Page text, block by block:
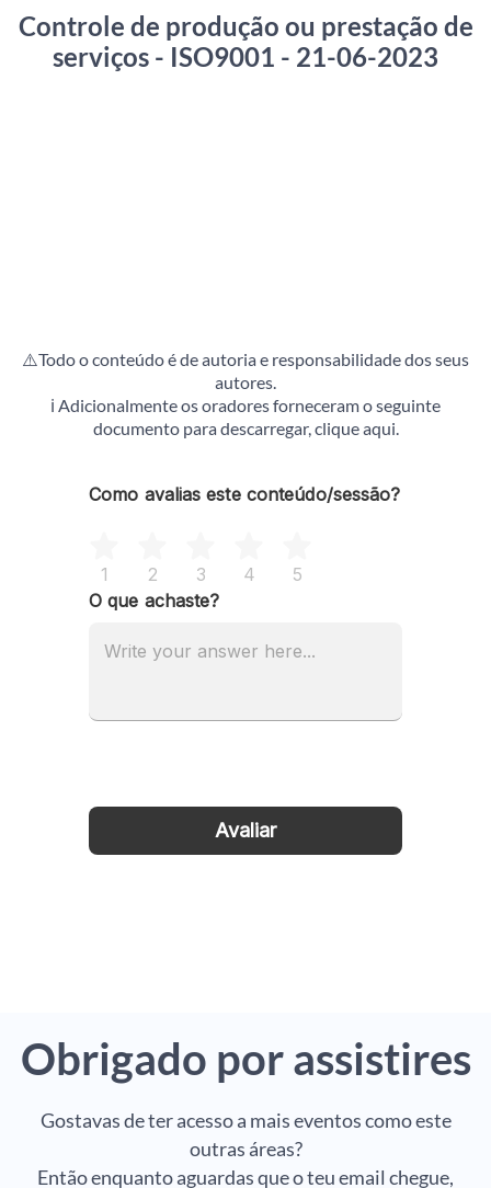
Controle de produção ou prestação de
serviços - ISO9001 - 21-06-2023
⚠️Todo o conteúdo é de autoria e responsabilidade dos seus
autores.
ℹ️ Adicionalmente os oradores forneceram oseguinte
documento para descarregar, clique aqui
Obrigado por assistires
Gostavas de ter acesso a mais eventos como este
outras áreas?
Então enquanto aguardas que o teu email chegue,